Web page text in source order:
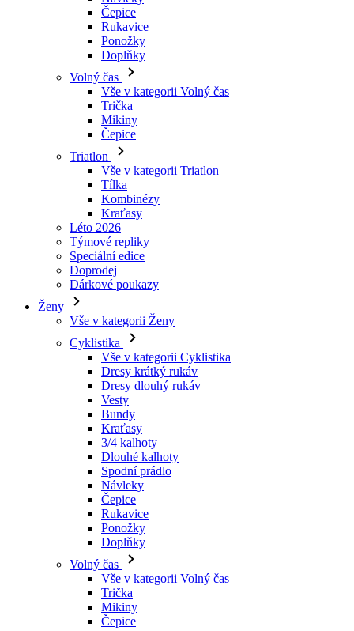
Volný čas
Vše v kategorii Volný čas
Trička
Mikiny
Čepice
Triatlon
Vše v kategorii Triatlon
Tílka
Kombinézy
Kraťasy
Léto 2026
Týmové repliky
Speciální edice
Doprodej
Dárkové poukazy
Ženy
Vše v kategorii Ženy
Cyklistika
Vše v kategorii Cyklistika
Dresy dlouhý rukáv
Vesty
Bundy
Kraťasy
3/4 kalhoty
Dlouhé kalhoty
Spodní prádlo
Návleky
Čepice
Rukavice
Ponožky
Doplňky
Volný čas
Vše v kategorii Volný čas
Trička
Mikiny
Čepice
Triatlon
Vše v kategorii Triatlon
Tílka
Kombinézy